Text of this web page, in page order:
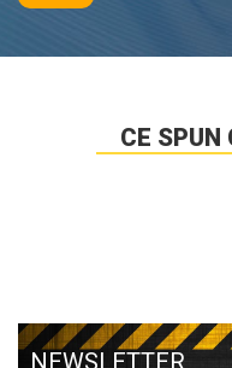
CE SPUN
NEWSLETTER